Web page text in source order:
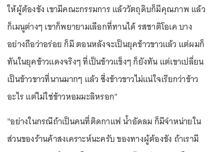
ให้ผู้ต้องขัง เขามีคณะกรรมการ แล้ววัตถุดิบก็มีคุณภาพ แล้ว
ก็เมนูต่างๆ เขาก็พยายามเลือกที่ทานได้ รสชาติโอเค บาง
อย่างถือว่าอร่อย ก็มี ตอนหลังจะเป็นยุคข้าวขาวแล้ว แต่ผมก็
ทันในยุคข้าวแดงจริงๆ ที่เป็นข้าวแข็งๆ ก็ยังทัน แต่เขาเปลี่ยน
เป็นข้าวขาวที่นานมากๆ แล้ว ซึ่งข้าวขาวไม่แน่ใจเรียกว่าข้าว
อะไร แต่ไม่ใช่ข้าวหอมมะลิหรอก"
"อย่างในกรณีถ้าเป็นคนที่ติดกาแฟ น้ำอัดลม ก็มีจำหน่ายใน
ส่วนของร้านค้าสงเคราะห์นะครับ ของทางผู้ต้องขัง ถ้าเรามี